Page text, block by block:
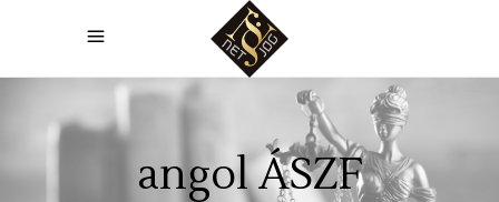
angol ÁSZF